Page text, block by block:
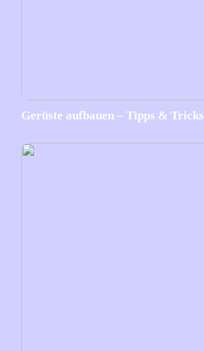
Gerüste aufbauen – Tipps & Tricks